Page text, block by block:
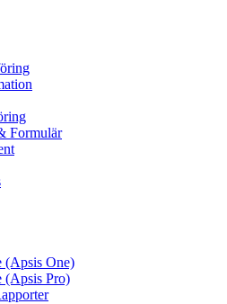
Formulär
(Apsis One)
(Apsis Pro)